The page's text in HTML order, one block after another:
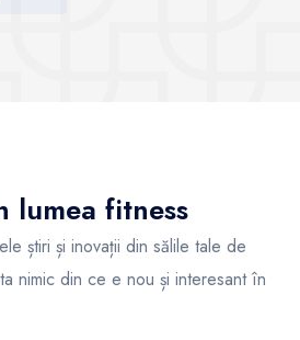
lumea fitness
știri și inovații din sălile tale de
nimic din ce e nou și interesant în